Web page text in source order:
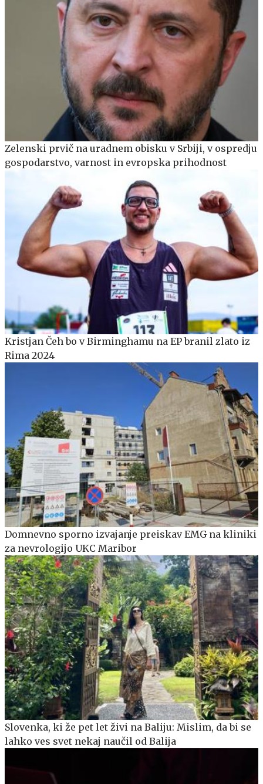
Zelenski prvič na uradnem obisku v Srbiji, v ospredju
gospodarstvo, varnost in evropska prihodnost
Kristjan Čeh bo v Birminghamu na EP branil zlato iz
Rima 2024
Domnevno sporno izvajanje preiskav EMG na kliniki
za nevrologijo UKC Maribor
Slovenka, ki že pet let živi na Baliju: Mislim, da bi se
lahko ves svet nekaj naučil od Balija